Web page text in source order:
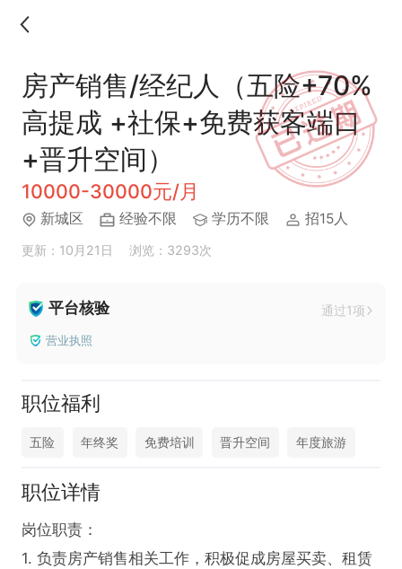
房产销售/经纪人（五险+70%
高提成 +社保+免费获客端口
+晋升空间）
10000-30000元/月
新城区 经验不限 学历不限 招15人
更新：10月21日 浏览：3293次
平台核验 通过1项
营业执照
职位福利
五险 年终奖 免费培训 晋升空间 年度旅游
职位详情
岗位职责：
1. 负责房产销售相关工作，积极促成房屋买卖、租赁